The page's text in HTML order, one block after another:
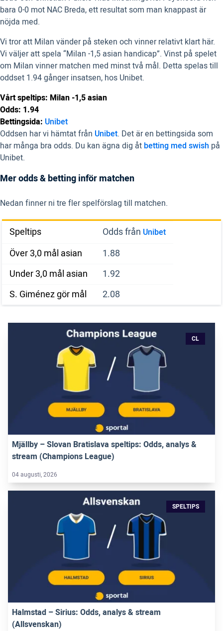
bara 0-0 mot NAC Breda, ett resultat som man knappast är
nöjda med.
Vi tror att Milan vänder på steken och vinner relativt klart här.
Vi väljer att spela “Milan -1,5 asian handicap”. Vinst på spelet
om Milan vinner matchen med minst två mål. Detta spelas till
oddset 1.94 gånger insatsen, hos Unibet.
Vårt speltips: Milan -1,5 asian
Odds: 1.94
Bettingsida: Unibet
Oddsen har vi hämtat från Unibet. Det är en bettingsida som
har många bra odds. Du kan ägna dig åt betting med swish på
Unibet.
Mer odds & betting inför matchen
Nedan finner ni tre fler spelförslag till matchen.
Speltips Odds från Unibet
Över 3,0 mål asian
1.88
Under 3,0 mål asian
1.92
S. Giménez gör mål
2.08
CL
Mjällby – Slovan Bratislava speltips: Odds, analys &
stream (Champions League)
04 augusti, 2026
SPELTIPS
Halmstad – Sirius: Odds, analys & stream
(Allsvenskan)